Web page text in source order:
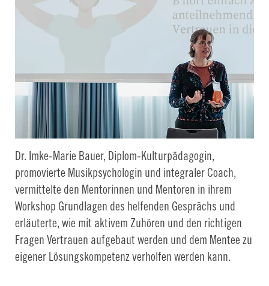
Dr. Imke-Marie Bauer, Diplom-Kulturpädagogin,
promovierte Musikpsychologin und integraler Coach,
vermittelte den Mentorinnen und Mentoren in ihrem
Workshop Grundlagen des helfenden Gesprächs und
erläuterte, wie mit aktivem Zuhören und den richtigen
Fragen Vertrauen aufgebaut werden und dem Mentee zu
eigener Lösungskompetenz verholfen werden kann.